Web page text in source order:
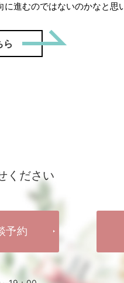
進むのではないのかなと思
ら
ください
予約